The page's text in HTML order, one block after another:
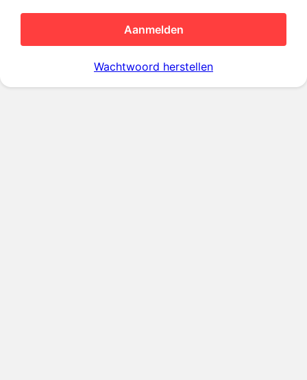
Aanmelden
Wachtwoord herstellen